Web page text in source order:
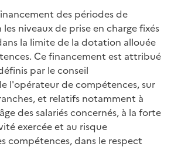
des périodes de
niveaux de prise en charge fixés
la limite de la dotation allouée
Ce financement est attribué
par le conseil
l'opérateur de compétences, sur
et relatifs notamment à
des salariés concernés, à la forte
exercée et au risque
compétences, dans le respect